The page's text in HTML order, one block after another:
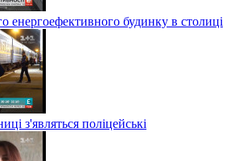
енергоефективного будинку в столиці
з'являться поліцейські